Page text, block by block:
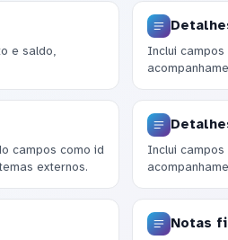
e saldo,
Inclui
campos como id
externos.
Inclui
Notas